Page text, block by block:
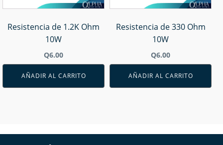
Resistencia de 1.2K Ohm
10W
Q6.00
AÑADIR AL CARRITO
Resistencia de 330 Ohm
10W
Q6.00
AÑADIR AL CARRITO